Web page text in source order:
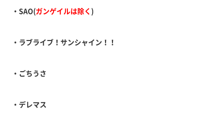
・SAO(ガンゲイルは除く )
・ラブライブ！サンシャイン！！
・ごちうさ
・デレマス